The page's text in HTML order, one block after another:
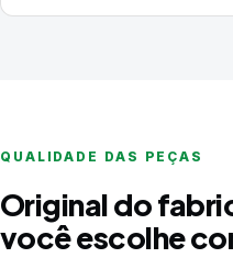
QUALIDADE DAS PEÇAS
Original do
você escolhe